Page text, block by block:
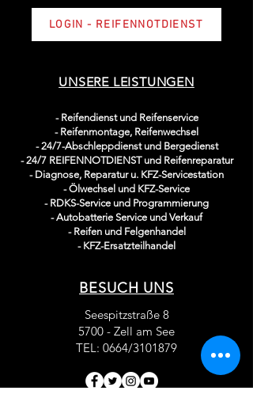
LOGIN - REIFENNOTDIENST
UNSERE LEISTUNGEN
- Reifendienst und Reifenservice
- Reifenmontage, Reifenwechsel
- 24/7-Abschleppdienst und Bergedienst
- 24/7 REIFENNOTDIENST und Reifenreparatur
- Diagnose, Reparatur u. KFZ-Servicestation
- Ölwechsel und KFZ-Service
- RDKS-Service und Programmierung
- Autobatterie Service und Verkauf
- Reifen und Felgenhandel
- KFZ-Ersatzteilhandel
BESUCH UNS
Seespitzstraße 8
5700 - Zell am See
TEL: 0664/3101879